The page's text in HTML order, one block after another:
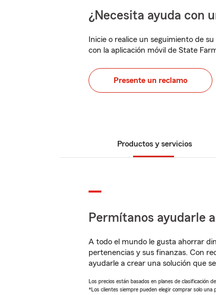
¿Necesita ayuda con
Inicie o realice un seguimiento de
con la aplicación móvil de State
Presente un reclamo
Productos y servicios
Permítanos ayudarle
A todo el mundo le gusta ahorrar
pertenencias y sus finanzas. Con
ayudarle a crear una solución que
Los precios están basados en planes de clasificación
*Los clientes siempre pueden elegir comprar solo una